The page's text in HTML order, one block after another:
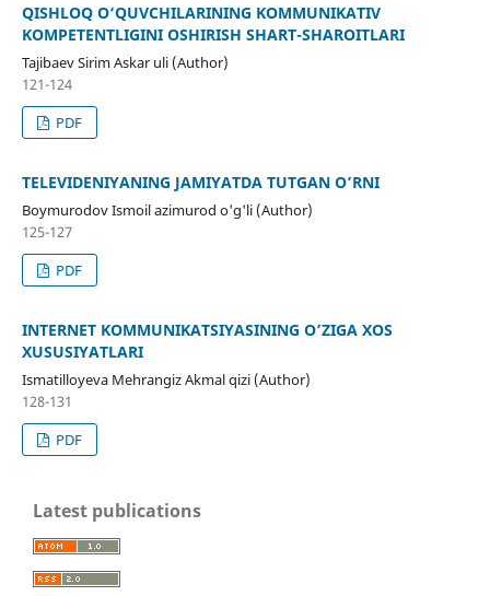
QISHLOQ O‘QUVCHILARINING KOMMUNIKATIV
KOMPETENTLIGINI OSHIRISH SHART-SHAROITLARI
Tajibaev Sirim Askar uli (Author)
121-124
PDF
TELEVIDENIYАNING JАMIYАTDА TUTGAN O’RNI
Boymurodov Ismoil azimurod o'g'li (Author)
125-127
PDF
INTERNET KOMMUNIKATSIYASINING O’ZIGA XOS
XUSUSIYATLARI
Ismatilloyeva Mehrangiz Akmal qizi (Author)
128-131
PDF
Latest publications